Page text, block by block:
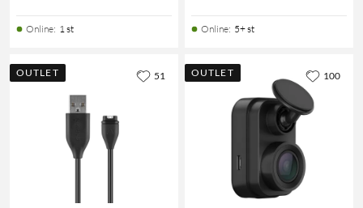
Online: 1 st Online: 5+ st
OUTLET 51 OUTLET 100